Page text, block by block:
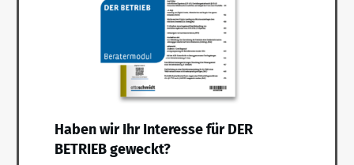
Haben wir Ihr Interesse für DER
BETRIEB geweckt?